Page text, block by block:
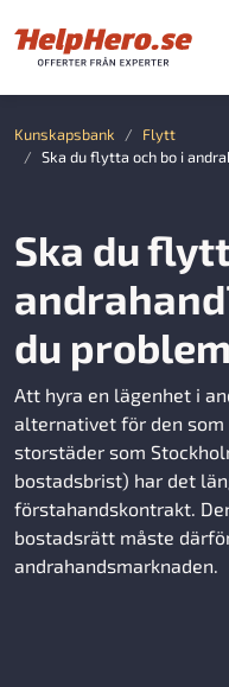
Kunskapsbank
Flytt
Ska du flytta och bo i
Ska du
du problem
Att hyra en lägenhet i
alternativet för den
storstäder som
bostadsbrist) har det
förstahandskontrakt.
bostadsrätt måste
andrahandsmarknaden.